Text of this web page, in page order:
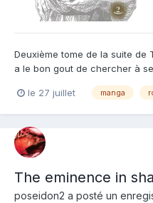
Deuxième tome de la suite de
a le bon gout de chercher à
très maligne, Satsuki, la
le 27 juillet manga
The eminence in
poseidon2 a posté un